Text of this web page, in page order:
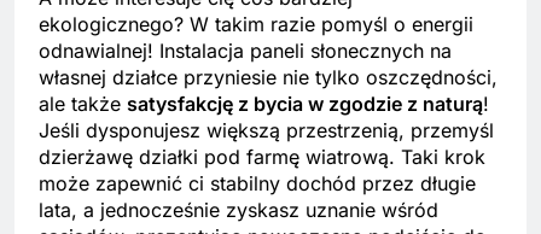
ekologicznego? W takim razie pomyśl o energii
odnawialnej! Instalacja paneli słonecznych na
własnej działce przyniesie nie tylko oszczędności,
ale także satysfakcję z bycia w zgodzie z naturą!
Jeśli dysponujesz większą przestrzenią, przemyśl
dzierżawę działki pod farmę wiatrową. Taki krok
może zapewnić ci stabilny dochód przez długie
lata, a jednocześnie zyskasz uznanie wśród